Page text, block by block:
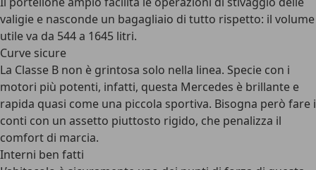
valigie e nasconde un bagagliaio di tutto rispetto: il volume
utile va da 544 a 1645 litri.
Curve sicure
La Classe B non è grintosa solo nella linea. Specie con i
motori più potenti, infatti, questa Mercedes è brillante e
rapida quasi come una piccola sportiva. Bisogna però fare i
conti con un assetto piuttosto rigido, che penalizza il
comfort di marcia.
Interni ben fatti